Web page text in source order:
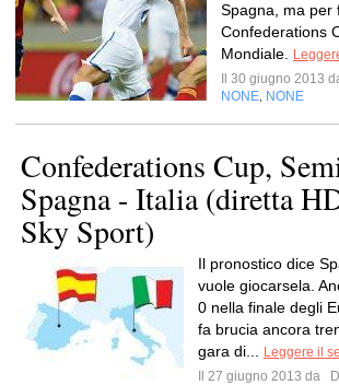
Spagna, ma per
Confederations
Mondiale.
Il 30 giugno 2013
NONE NONE
Confederations Cup,
Spagna - Italia (diretta
Sky Sport)
Il pronostico dice
vuole giocarsela.
0 nella finale degli
fa brucia ancora
gara di...
Leggere il
Il 27 giugno 2013 da